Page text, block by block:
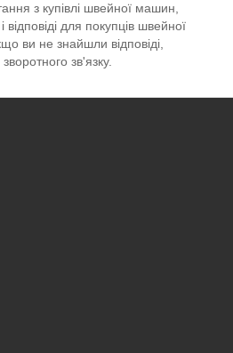
з купівлі швейної машин,
для покупців швейної
ви не знайшли відповіді,
зв'язку.